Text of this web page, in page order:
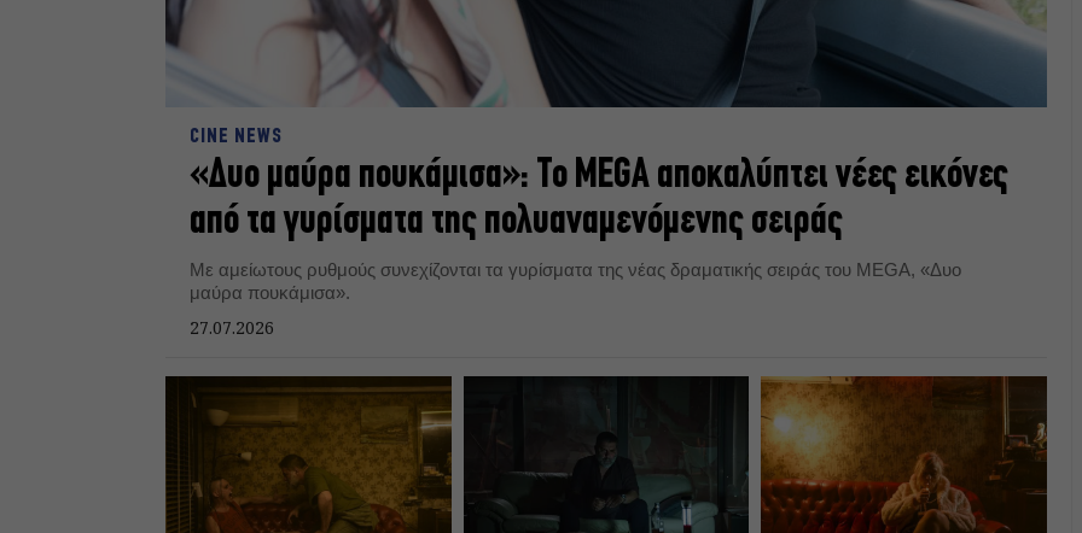
CINE NEWS
«Δυο μαύρα πουκάμισα»: Το MEGA αποκαλύπτει νέες εικόνες
από τα γυρίσματα της πολυαναμενόμενης σειράς
Με αμείωτους ρυθμούς συνεχίζονται τα γυρίσματα της νέας δραματικής σειράς του MEGA, «Δυο
μαύρα πουκάμισα».
27.07.2026